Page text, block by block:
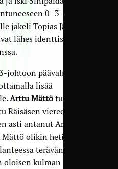
0–3-johtoon.
jakeli Topias Järvelä,
lähes identtiset
päävalmentaja
lisää
Arttu Mättötuli
Räisäsen viereen, ja
asti antanut Arttu
Mättö olikin heti
terävänä, ja
oloisen kulman